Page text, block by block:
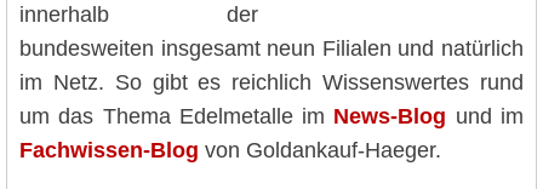
innerhalb der
bundesweiten insgesamt neun Filialen und natürlich
im Netz. So gibt es reichlich Wissenswertes rund
um das Thema Edelmetalle im News-Blog und im
Fachwissen-Blog von Goldankauf-Haeger.